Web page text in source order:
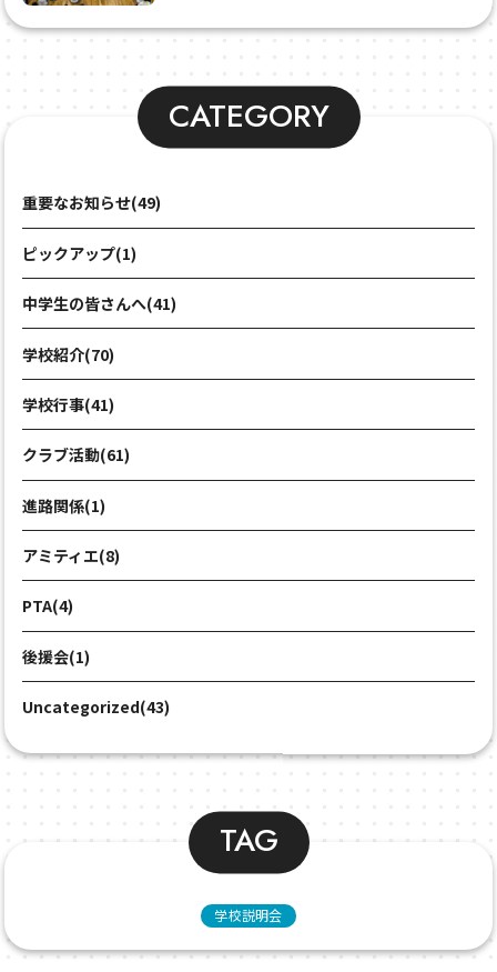
CATEGORY
重要なお知らせ(49)
ピックアップ(1)
中学生の皆さんへ(41)
学校紹介(70)
学校行事(41)
クラブ活動(61)
進路関係(1)
アミティエ(8)
PTA(4)
後援会(1)
Uncategorized(43)
TAG
学校説明会